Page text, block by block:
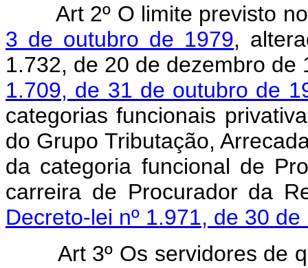
Art 2º O limite previsto
3 de outubro de 1979,
1.732, de 20 de dezembro
1.709, de 31 de outubro de
categorias funcionais
do Grupo Tributação,
da categoria funcional de
carreira de Procurador da
Decreto-lei nº 1.971, de 30
Art 3º Os servidores de